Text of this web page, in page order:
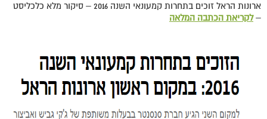
ארונות הראל זוכים בתחרות קמעונאי השנה 2016 – סיקור מלא כלכליסט
–לקריאת הכתבה המלאה